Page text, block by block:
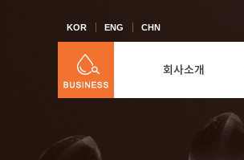
KOR ENG CHN
회사소개